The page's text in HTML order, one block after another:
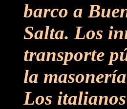
barco a
Salta. Los
transporte
la
Los